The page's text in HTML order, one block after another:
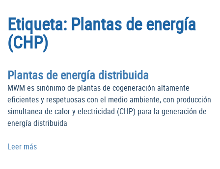
Etiqueta: Plantas de energía
(CHP)
Plantas de energía distribuida
MWM es sinónimo de plantas de cogeneración altamente
eficientes y respetuosas con el medio ambiente, con producción
simultanea de calor y electricidad (CHP) para la generación de
energía distribuida
Leer más